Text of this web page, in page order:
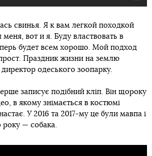
свинья. Я к вам легкой походкой
вот и я. Буду властвовать в
будет всем хорошо. Мой подход
Праздник жизни на землю
одеського зоопарку.
записує подібний кліп. Він щороку
в якому знімається в костюмі
У 2016 та 2017-му це були мавпа і
року — собака.